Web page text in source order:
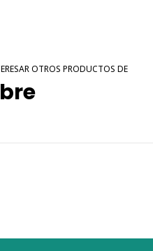
OTROS PRODUCTOS DE